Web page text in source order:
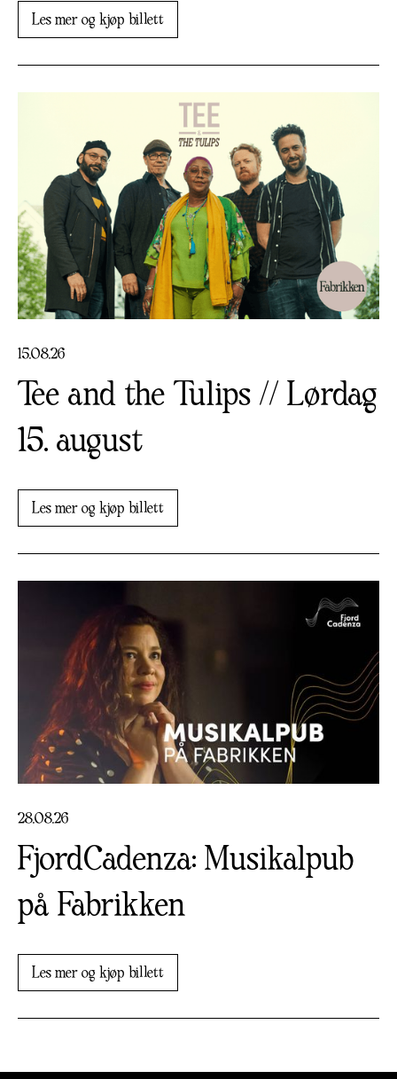
Les mer og kjøp billett
15.08.26
Tee and the Tulips // Lørdag
15. august
Les mer og kjøp billett
28.08.26
FjordCadenza: Musikalpub
på Fabrikken
Les mer og kjøp billett